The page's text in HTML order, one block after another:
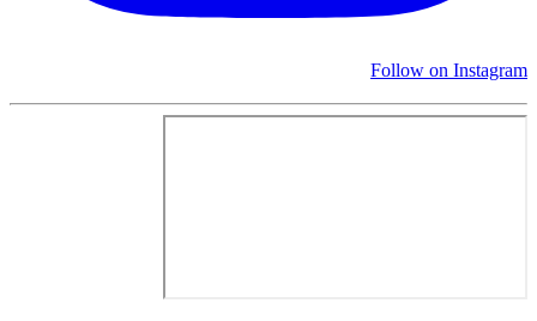
Follow on Instagram